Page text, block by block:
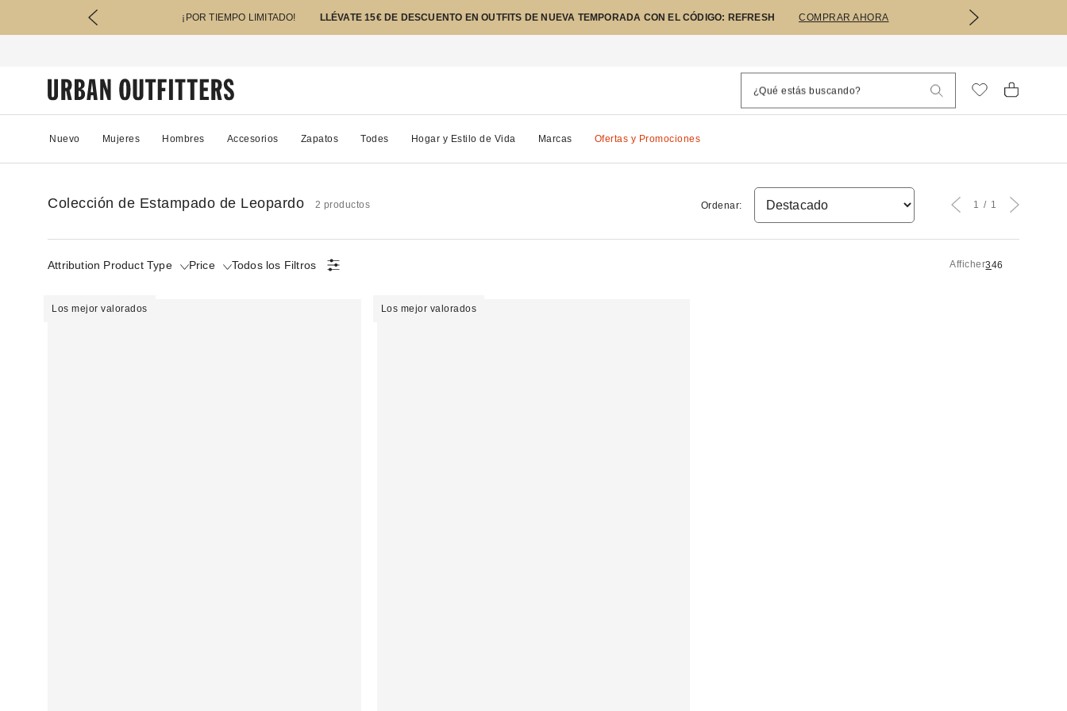
¡POR TIEMPO LIMITADO! LLÉVATE 15€ DE DESCUENTO EN OUTFITS DE NUEVA TEMPORADA CON EL CÓDIGO: REFRESH COMPRAR AHORA
Nuevo Mujeres Hombres Accesorios Zapatos Todes Hogar y Estilo de Vida Marcas Ofertas y Promociones
Colección de Estampado de Leopardo 2 productos
Attribution Product Type Price Todos los Filtros Afficher346
Ordenar: 1 1
Los mejor valorados Los mejor valorados